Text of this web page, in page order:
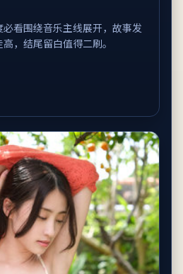
看围绕音乐主线展开，故事发
，结尾留白值得二刷。